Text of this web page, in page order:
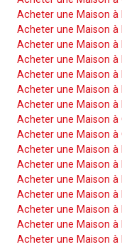
Acheter une Maison à
Acheter une Maison à
Acheter une Maison à
Acheter une Maison à
Acheter une Maison à
Acheter une Maison à
Acheter une Maison à
Acheter une Maison à
Acheter une Maison à
Acheter une Maison à
Acheter une Maison à
Acheter une Maison à
Acheter une Maison à
Acheter une Maison à
Acheter une Maison à
Acheter une Maison à